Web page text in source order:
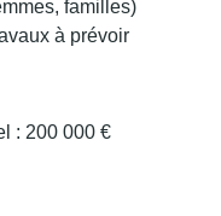
familles)
à prévoir
: 200 000 €